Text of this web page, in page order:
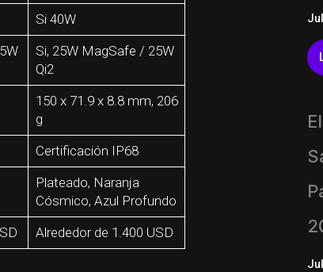
Si 40W
Si, 25W MagSafe / 25W
Qi2
150 x 71.9 x 8.8 mm, 206
g
Certificación IP68
Plateado, Naranja
Cósmico, Azul Profundo
Alrededor de 1.400 USD